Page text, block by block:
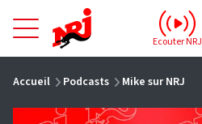
NRJ - Accueil
Ecouter NRJ
Accueil Podcasts Mike sur NRJ